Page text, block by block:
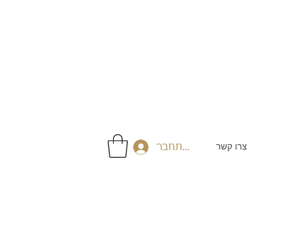
התחבר צרו קשר